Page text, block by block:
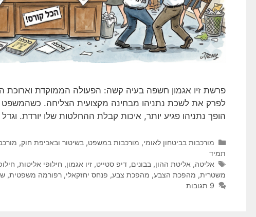
פרשת זיו אגמון חשפה בעיה קשה: הפעולה הממוקדת וארוכת
לפרק את לשכת נתניהו מבחינה מקצועית הצליחה. כשהמשפט
הופך נתניהו פגיע יותר, איכות קבלת ההחלטות שלו יורדת.
קטגוריות
מורכבות בביטחון לאומי, מורכבות במשפט, בשיטור ובאכיפת חוק,
תמיד
תגיות
אליטה, אליטת ההון, בבונים, דיפ סטייט, זיו אגמון, חילופי אליטות,
משטרית, מהפכת הצבע, מהפכת צבע, פנחס יחזקאלי, רפורמה משפטית,
9 תגובות